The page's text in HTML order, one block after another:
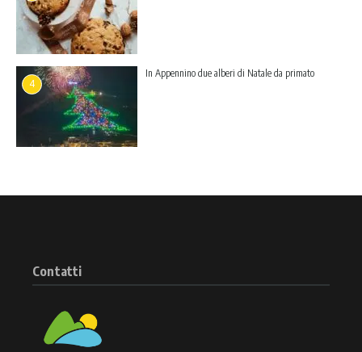
4
In Appennino due alberi di Natale da primato
Contatti